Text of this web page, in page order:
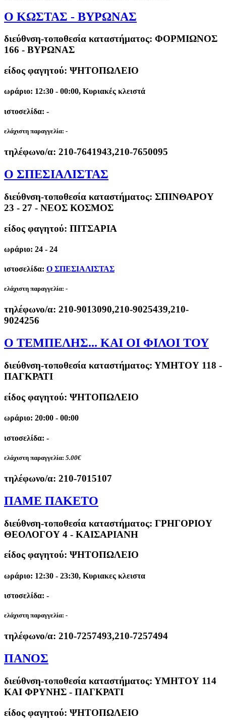
Ο ΚΩΣΤΑΣ - ΒΥΡΩΝΑΣ
διεύθνση-τοποθεσία καταστήματος: ΦΟΡΜΙΩΝΟΣ
166 - ΒΥΡΩΝΑΣ
είδος φαγητού: ΨΗΤΟΠΩΛΕΙΟ
ωράριο: 12:30 - 00:00, Κυριακές κλειστά
ιστοσελίδα: -
ελάχιστη παραγγελία: -
τηλέφωνο/α: 210-7641943,210-7650095
Ο ΣΠΕΣΙΑΛΙΣΤΑΣ
διεύθνση-τοποθεσία καταστήματος: ΣΠΙΝΘΑΡΟΥ
23 - 27 - ΝΕΟΣ ΚΟΣΜΟΣ
είδος φαγητού: ΠΙΤΣΑΡΙΑ
ωράριο: 24 - 24
ιστοσελίδα: Ο ΣΠΕΣΙΑΛΙΣΤΑΣ
ελάχιστη παραγγελία: -
τηλέφωνο/α: 210-9013090,210-9025439,210-
9024256
Ο ΤΕΜΠΕΛΗΣ... ΚΑΙ ΟΙ ΦΙΛΟΙ ΤΟΥ
διεύθνση-τοποθεσία καταστήματος: ΥΜΗΤΟΥ 118 -
ΠΑΓΚΡΑΤΙ
είδος φαγητού: ΨΗΤΟΠΩΛΕΙΟ
ωράριο: 20:00 - 00:00
ιστοσελίδα: -
ελάχιστη παραγγελία: 5.00€
τηλέφωνο/α: 210-7015107
ΠΑΜΕ ΠΑΚΕΤΟ
διεύθνση-τοποθεσία καταστήματος: ΓΡΗΓΟΡΙΟΥ
ΘΕΟΛΟΓΟΥ 4 - ΚΑΙΣΑΡΙΑΝΗ
είδος φαγητού: ΨΗΤΟΠΩΛΕΙΟ
ωράριο: 12:30 - 23:30, Κυριακες κλειστα
ιστοσελίδα: -
ελάχιστη παραγγελία: -
τηλέφωνο/α: 210-7257493,210-7257494
ΠΑΝΟΣ
διεύθνση-τοποθεσία καταστήματος: ΥΜΗΤΟΥ 114
ΚΑΙ ΦΡΥΝΗΣ - ΠΑΓΚΡΑΤΙ
είδος φαγητού: ΨΗΤΟΠΩΛΕΙΟ